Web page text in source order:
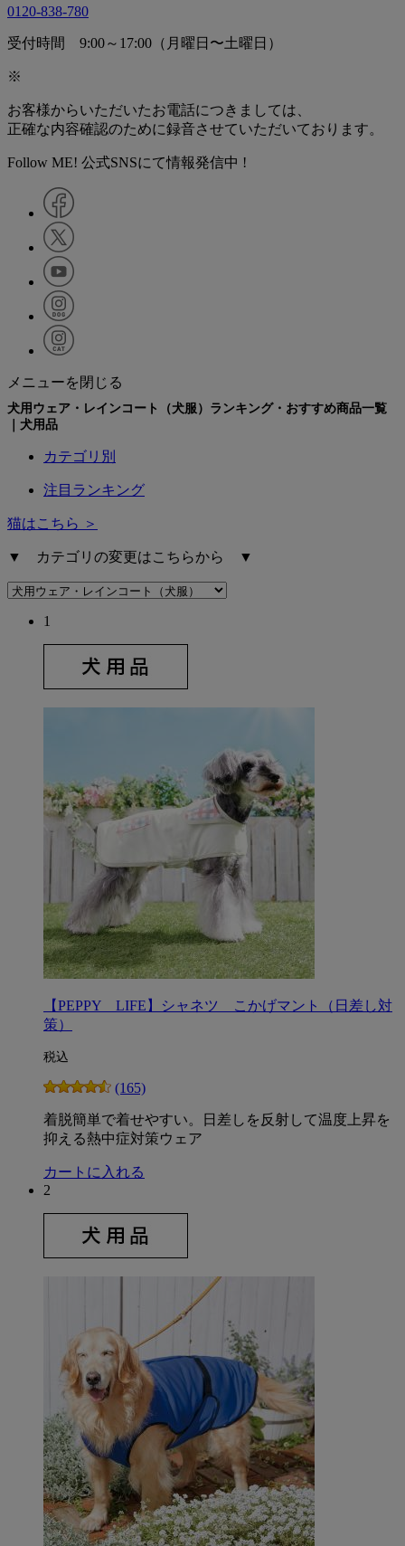
0120-838-780
受付時間 9:00～17:00（月曜日〜土曜日）
※
お客様からいただいたお電話につきましては、
正確な内容確認のために録音させていただいております。
Follow ME! 公式SNSにて情報発信中 !
メニューを閉じる
犬用ウェア・レインコート（犬服）ランキング・おすすめ商品一覧
｜犬用品
カテゴリ別
注目ランキング
猫はこちら ＞
▼ カテゴリの変更はこちらから ▼
1
【PEPPY LIFE】シャネツ こかげマント（日差し対
策）
税込
(165)
着脱簡単で着せやすい。日差しを反射して温度上昇を
抑える熱中症対策ウェア
カートに入れる
2